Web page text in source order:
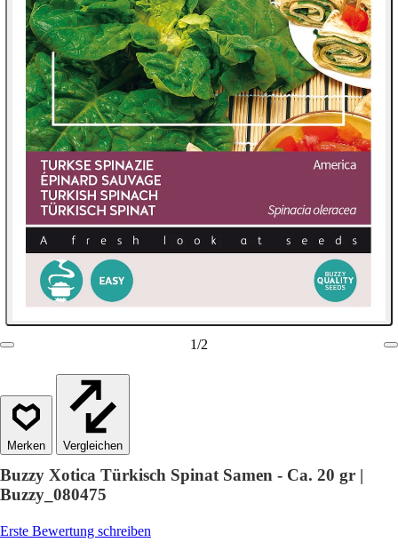
1/2
Vergleichen
Buzzy Xotica Türkisch Spinat Samen - Ca. 20 gr |
Buzzy_080475
Erste Bewertung schreiben